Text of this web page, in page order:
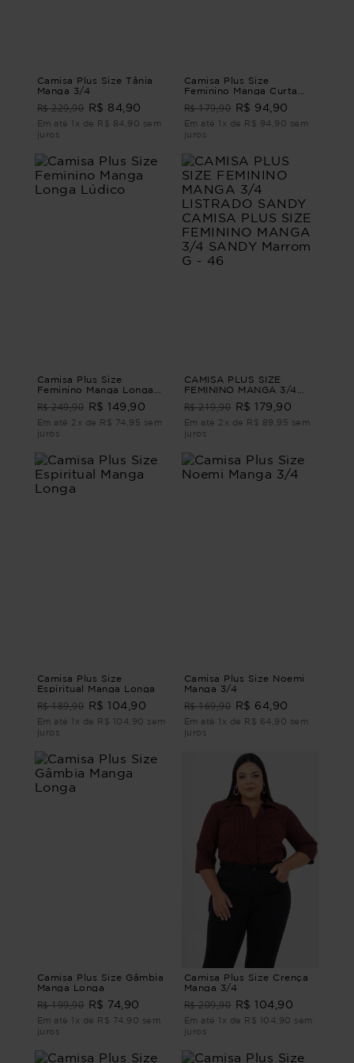
Camisa Plus Size Tânia
Manga 3/4
R$ 229,90 R$ 84,90
Em até 1x de R$ 84,90 sem
juros
Camisa Plus Size
Feminino Manga Curta
R$ 179,90 R$ 94,90
Em até 1x de R$ 94,90 sem
juros
Camisa Plus Size
Feminino Manga Longa
R$ 249,90 R$ 149,90
Em até 2x de R$ 74,95 sem
juros
CAMISA PLUS SIZE
FEMININO MANGA 3/4
LISTRADO SANDY
CAMISA PLUS SIZE
FEMININO MANGA 3/4
SANDY Marrom G - 46
R$ 219,90 R$ 179,90
Em até 2x de R$ 89,95 sem
juros
Camisa Plus Size
Espiritual Manga Longa
R$ 189,90 R$ 104,90
Em até 1x de R$ 104,90 sem
juros
Camisa Plus Size Noemi
Manga 3/4
R$ 169,90 R$ 64,90
Em até 1x de R$ 64,90 sem
juros
Camisa Plus Size Gâmbia
Manga Longa
R$ 199,90 R$ 74,90
Em até 1x de R$ 74,90 sem
juros
Camisa Plus Size Crença
Manga 3/4
R$ 209,90 R$ 104,90
Em até 1x de R$ 104,90 sem
juros